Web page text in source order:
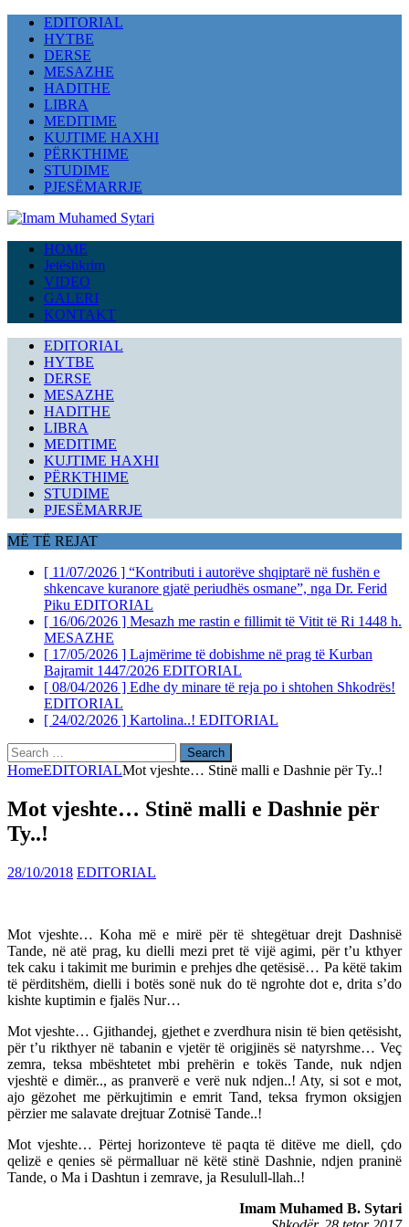
EDITORIAL
HYTBE
DERSE
MESAZHE
HADITHE
LIBRA
MEDITIME
KUJTIME HAXHI
PËRKTHIME
STUDIME
PJESËMARRJE
HOME
Jetëshkrim
VIDEO
GALERI
KONTAKT
EDITORIAL
HYTBE
DERSE
MESAZHE
HADITHE
LIBRA
MEDITIME
KUJTIME HAXHI
PËRKTHIME
STUDIME
PJESËMARRJE
MË TË REJAT
[ 11/07/2026 ] “Kontributi i autorëve shqiptarë në fushën e
shkencave kuranore gjatë periudhës osmane”, nga Dr. Ferid
Piku EDITORIAL
[ 16/06/2026 ] Mesazh me rastin e fillimit të Vitit të Ri 1448 h.
MESAZHE
[ 17/05/2026 ] Lajmërime të dobishme në prag të Kurban
Bajramit 1447/2026 EDITORIAL
[ 08/04/2026 ] Edhe dy minare të reja po i shtohen Shkodrës!
EDITORIAL
[ 24/02/2026 ] Kartolina..! EDITORIAL
Search
for:
HomeEDITORIALMot vjeshte… Stinë malli e Dashnie për Ty..!
Mot vjeshte… Stinë malli e Dashnie për
Ty..!
28/10/2018 EDITORIAL
Mot vjeshte… Koha më e mirë për të shtegëtuar drejt Dashnisë
Tande, në atë prag, ku dielli mezi pret të vijë agimi, për t’u kthyer
tek caku i takimit me burimin e prehjes dhe qetësisë… Pa këtë takim
të përditshëm, dielli i botës sonë nuk do të ngrohte dot e, drita s’do
kishte kuptimin e fjalës Nur…
Mot vjeshte… Gjithandej, gjethet e zverdhura nisin të bien qetësisht,
për t’u rikthyer në tabanin e vjetër të origjinës së natyrshme… Veç
zemra, teksa mbështetet mbi prehërin e tokës Tande, nuk ndjen
vjeshtë e dimër.., as pranverë e verë nuk ndjen..! Aty, si sot e mot,
ajo gëzohet me përkujtimin e emrit Tand, teksa frymon oksigjen
përzier me salavate drejtuar Zotnisë Tande..!
Mot vjeshte… Përtej horizonteve të paqta të ditëve me diell, çdo
qelizë e qenies së përmalluar në këtë stinë Dashnie, ndjen praninë
Tande, o Ma i Dashtun i zemrave, ja Resulull-llah..!
Imam Muhamed B. Sytari